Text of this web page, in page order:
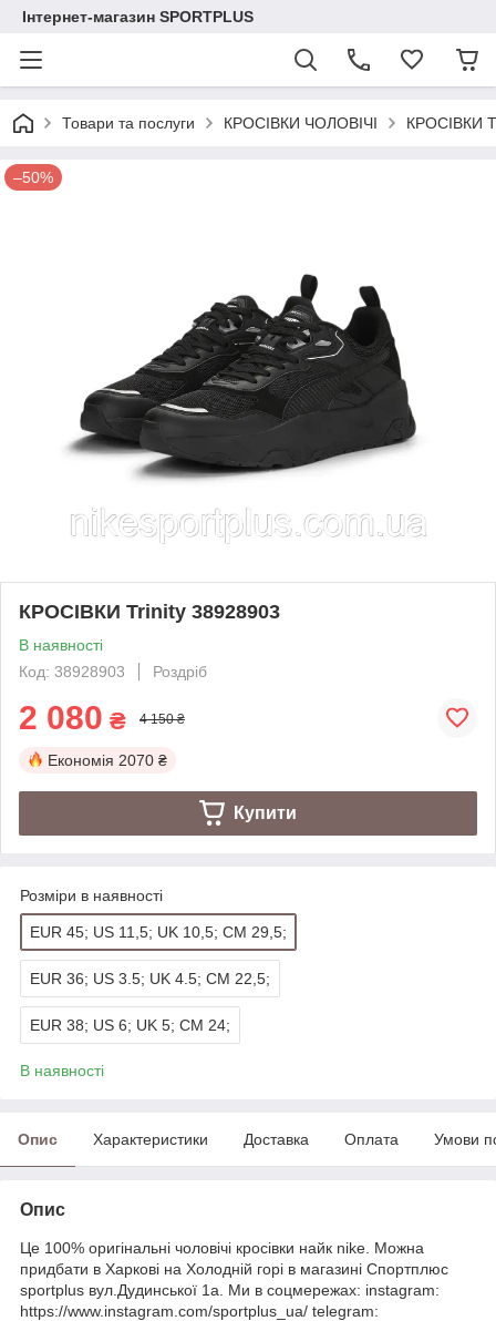
Інтернет-магазин SPORTPLUS
Товари та послуги КРОСІВКИ ЧОЛОВІЧІ КРОСІВКИ
–50%
КРОСІВКИ Trinity 38928903
В наявності
Код: 38928903
Роздріб
2 080 ₴ 4 150 ₴
Економія 2070 ₴
Купити
Розміри в наявності
EUR 45; US 11,5; UK 10,5; CM 29,5;
EUR 36; US 3.5; UK 4.5; CM 22,5;
EUR 38; US 6; UK 5; CM 24;
В наявності
Опис Характеристики Доставка Оплата Умови
Опис
Це 100% оригінальні чоловічі кросівки найк nike. Можна
придбати в Харкові на Холодній горі в магазині Спортплюс
sportplus вул.Дудинської 1а. Ми в соцмережах: instagram:
https://www.instagram.com/sportplus_ua/ telegram: